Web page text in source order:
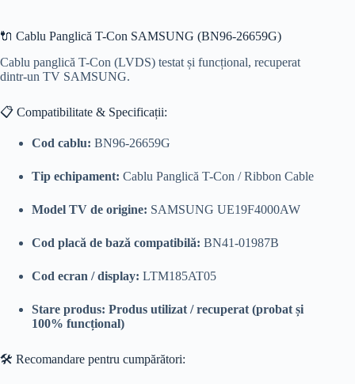
🔌 Cablu Panglică T-Con SAMSUNG (BN96-26659G)
Cablu panglică T-Con (LVDS) testat și funcțional, recuperat
dintr-un TV SAMSUNG.
📋 Compatibilitate & Specificații:
Cod cablu: BN96-26659G
Tip echipament: Cablu Panglică T-Con / Ribbon Cable
Model TV de origine: SAMSUNG UE19F4000AW
Cod placă de bază compatibilă: BN41-01987B
Cod ecran / display: LTM185AT05
Stare produs: Produs utilizat / recuperat (probat și
100% funcțional)
🛠️ Recomandare pentru cumpărători: